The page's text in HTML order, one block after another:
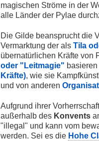
magischen Ströme in der
alle Länder der Pylae
Die Gilde beansprucht die
Vermarktung der als Tila
übernatürlichen Kräfte von
oder "Leitmagie"
Kräfte), wie sie
und von anderen
Aufgrund ihrer
außerhalb des Konvents
"illegal" und kann vom
werden. Sei es die Hohe